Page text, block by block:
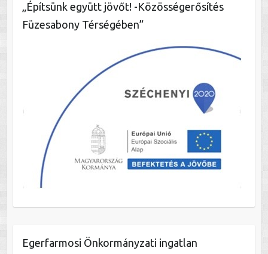
„Építsünk együtt jövőt! -Közösségerősítés
Füzesabony Térségében”
Egerfarmosi Önkormányzati ingatlan